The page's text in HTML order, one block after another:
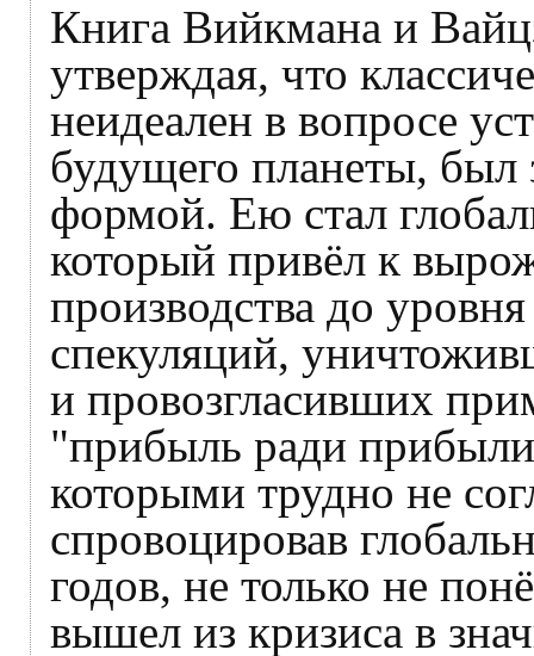
Книга Вийкмана и
утверждая, что
неидеален в вопросе
будущего планеты,
формой. Ею стал
который привёл к
производства до
спекуляций,
и провозгласивших
"прибыль ради
которыми трудно не
спровоцировав
годов, не только не
вышел из кризиса в